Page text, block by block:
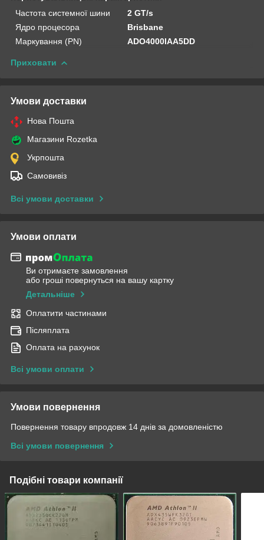
Частота системної шини
2 GT/s
Ядро процесора
Brisbane
Маркування (PN)
ADO4000IAA5DD
Приховати
Умови доставки
Нова Пошта
Магазини Rozetka
Укрпошта
Самовивіз
Всі умови доставки
Умови оплати
Ви отримаєте замовлення
або гроші повернуться на вашу картку
Детальніше
Оплатити частинами
Післяплата
Оплата на рахунок
Всі умови оплати
Умови повернення
Повернення товару впродовж 14 днів за домовленістю
Всі умови повернення
Подібні товари компанії